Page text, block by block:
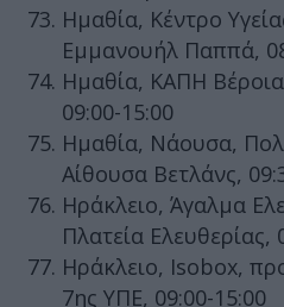
Ημαθία, Κέντρο
Εμμανουήλ Παππά,
Ημαθία, ΚΑΠΗ
09:00-15:00
Ημαθία, Νάουσα,
Αίθουσα Βετλάνς,
Ηράκλειο, Άγαλμα
Πλατεία Ελευθερίας,
Ηράκλειο, Isobox,
7ης ΥΠΕ, 09:00-15:00